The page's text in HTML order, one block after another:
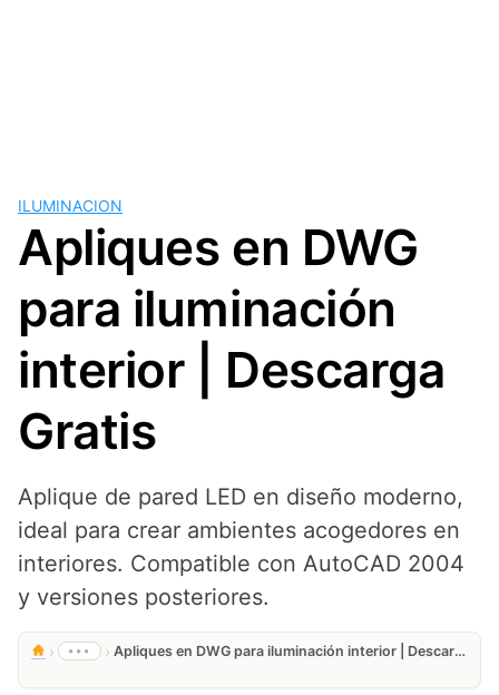
ILUMINACION
Apliques en DWG
para iluminación
interior | Descarga
Gratis
Aplique de pared LED en diseño moderno,
ideal para crear ambientes acogedores en
interiores. Compatible con AutoCAD 2004
y versiones posteriores.
› ••• › Apliques en DWG para iluminación interior | Descarga Gratis